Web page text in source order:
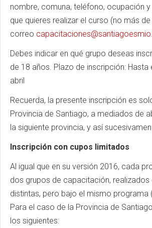
nombre, comuna, teléfono, ocupación
que quieres realizar el curso (no más
correo
Debes indicar en qué grupo deseas
de 18 años. Plazo de inscripción: Hasta
abril
Recuerda, la presente inscripción es
Provincia de Santiago, a mediados de
la siguiente provincia, y así
Inscripción con cupos limitados
Al igual que en su versión 2016, cada
dos grupos de capacitación, realizados
distintas, pero bajo el mismo programa
Para el caso de la Provincia de
los siguientes: